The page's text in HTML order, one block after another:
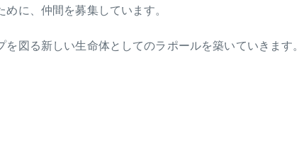
に、仲間を募集しています。
図る新しい生命体としてのラポールを築いていきます。